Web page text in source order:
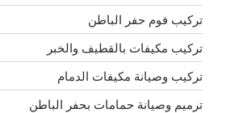
تركيب فوم حفر الباطن
تركيب مكيفات بالقطيف والخبر
تركيب وصيانة مكيفات الدمام
ترميم وصيانة حمامات بحفر الباطن